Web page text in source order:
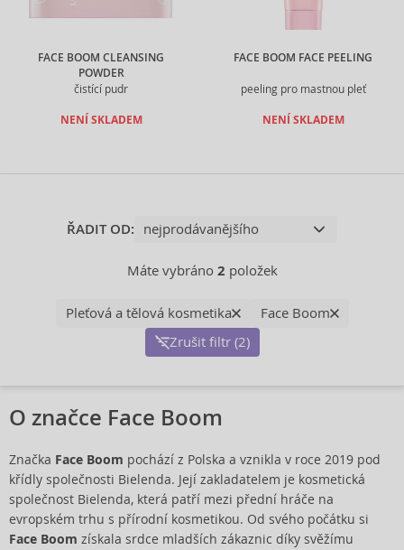
FACE BOOM CLEANSING
POWDER
čistící pudr
NENÍ SKLADEM
FACE BOOM FACE PEELING
peeling pro mastnou pleť
NENÍ SKLADEM
ŘADIT OD:
Máte vybráno 2 položek
Pleťová a tělová kosmetika
Face Boom
Zrušit filtr (2)
O značce Face Boom
Značka Face Boom pochází z Polska a vznikla v roce 2019 pod
křídly společnosti Bielenda. Její zakladatelem je kosmetická
společnost Bielenda, která patří mezi přední hráče na
evropském trhu s přírodní kosmetikou. Od svého počátku si
Face Boom získala srdce mladších zákaznic díky svěžímu